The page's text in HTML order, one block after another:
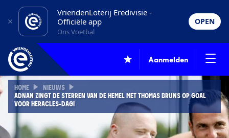
VriendenLoterij Eredivisie -
Officiële app
Ons Voetbal
OPEN
Aanmelden
HOME
NIEUWS
ADNAN ZINGT DE STERREN VAN DE HEMEL MET THOMAS BRUNS OP GOAL
VOOR HERACLES-DAG!